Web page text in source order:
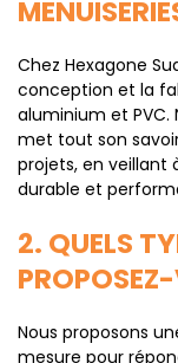
Chez Hexagone
conception et la
aluminium et
met tout son
projets, en veillant
durable et
2. QUELS
Nous proposons
mesure pour